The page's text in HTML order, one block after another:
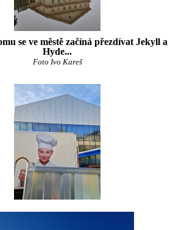
se ve městě začíná přezdívat Jekyll a
Hyde...
Foto Ivo Kareš